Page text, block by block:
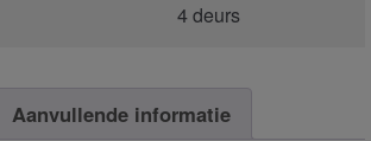
4 deurs
Aanvullende informatie